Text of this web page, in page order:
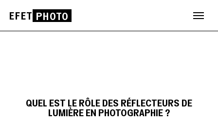
QUEL EST LE RÔLE DES RÉFLECTEURS DE
LUMIÈRE EN PHOTOGRAPHIE ?
EFET PHOTO